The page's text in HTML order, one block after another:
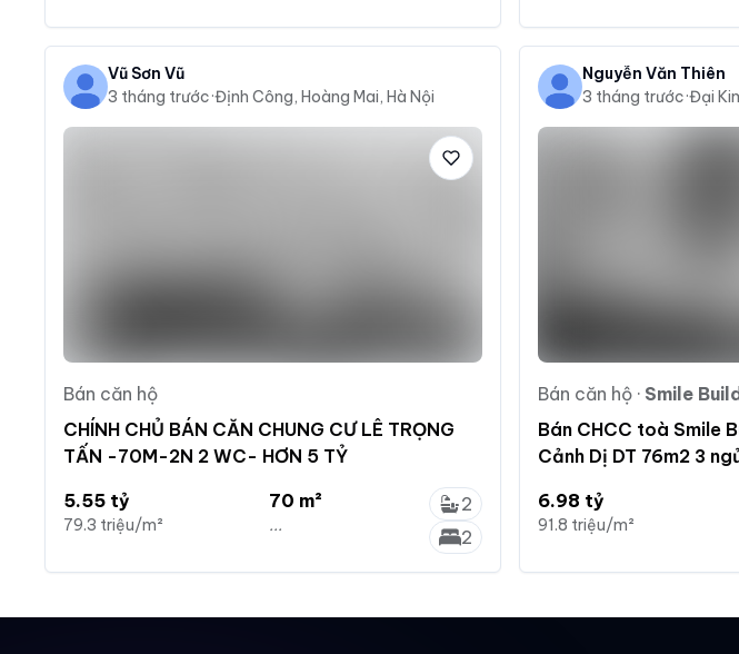
Vũ Sơn Vũ
3 tháng trước·Định Công, Hoàng Mai, Hà Nội
Bán căn hộ
CHÍNH CHỦ BÁN CĂN CHUNG CƯ LÊ TRỌNG
TẤN -70M-2N 2 WC- HƠN 5 TỶ
5.55 tỷ
79.3 triệu/m²
70 m²
...
2
2
Nguyễn Văn Thiên
3 tháng trước·Đại
Bán căn hộ· Smile
Bán CHCC toà Smile
Cảnh Dị DT 76m2 3
6.98 tỷ
91.8 triệu/m²